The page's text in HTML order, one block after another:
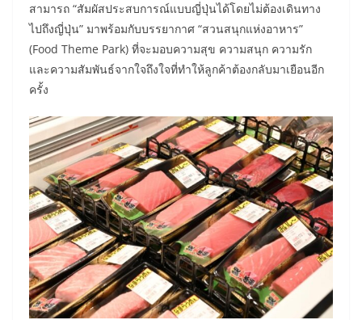
สามารถ “สัมผัสประสบการณ์แบบญี่ปุ่นได้โดยไม่ต้องเดินทาง
ไปถึงญี่ปุ่น” มาพร้อมกับบรรยากาศ “สวนสนุกแห่งอาหาร”
(Food Theme Park) ที่จะมอบความสุข ความสนุก ความรัก
และความสัมพันธ์จากใจถึงใจที่ทำให้ลูกค้าต้องกลับมาเยือนอีก
ครั้ง